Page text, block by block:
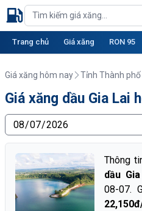
Trang chủ Giá xăng RON 95
Giá xăng hôm nay Tỉnh Thành phố
Giá xăng dầu Gia Lai
Thông
dầu
08-07.